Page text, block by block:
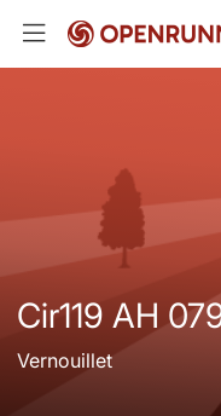
Cir119 AH
Vernouillet